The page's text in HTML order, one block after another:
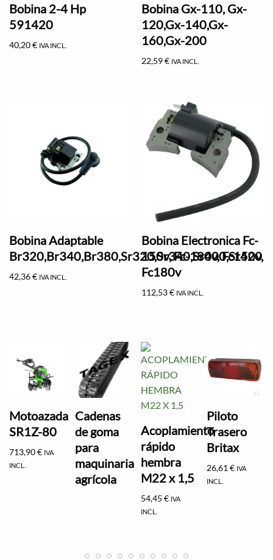
Bobina 2-4 Hp
591420
40,20€ IVA INCL.
Bobina Gx-110, Gx-
120,Gx-140,Gx-
160,Gx-200
22,59€ IVA INCL.
Bobina Adaptable
Br320,Br340,Br380,Sr320,Sr340,Sr400,Sr420
42,36€ IVA INCL.
Bobina Electronica Fc-
150v, Fc-180v, Fc150v,
Fc180v
112,53€ IVA INCL.
Motoazada
SR1Z-80
713,90€ IVA
INCL.
Cadenas
de goma
para
maquinaria
agrícola
Acoplamiento
rápido
hembra
M22 x 1,5
54,45€ IVA
INCL.
Piloto
Trasero
Britax
26,61€ IVA
INCL.